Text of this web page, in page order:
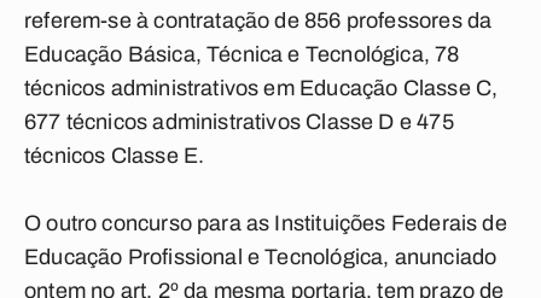
referem-se à contratação de 856 professores da
Educação Básica, Técnica e Tecnológica, 78
técnicos administrativos em Educação Classe C,
677 técnicos administrativos Classe D e 475
técnicos Classe E.
O outro concurso para as Instituições Federais de
Educação Profissional e Tecnológica, anunciado
ontem no art. 2º da mesma portaria, tem prazo de